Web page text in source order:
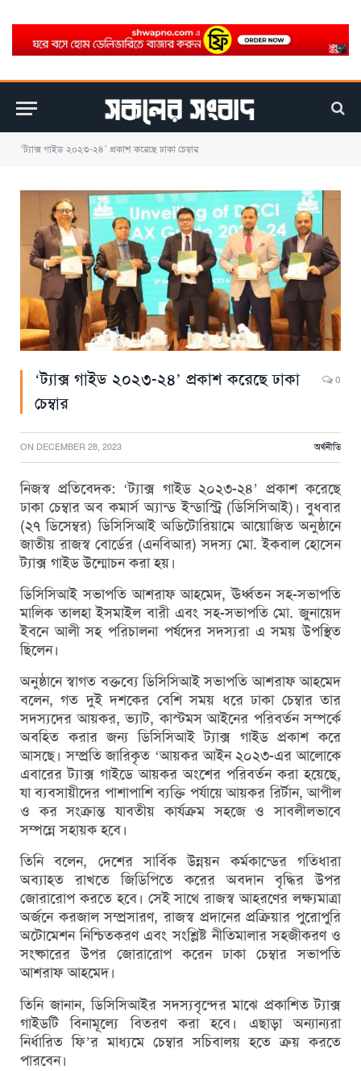
‘ট্যাক্স গাইড ২০২৩-২৪’ প্রকাশ করেছে ঢাকা চেম্বার
‘ট্যাক্স গাইড ২০২৩-২৪’ প্রকাশ করেছে ঢাকা
চেম্বার
0
ON DECEMBER 28, 2023 অর্থনীতি
নিজস্ব প্রতিবেদক: ‘ট্যাক্স গাইড ২০২৩-২৪’ প্রকাশ করেছে
ঢাকা চেম্বার অব কমার্স অ্যান্ড ইন্ডাস্ট্রি (ডিসিসিআই)। বুধবার
(২৭ ডিসেম্বর) ডিসিসিআই অডিটোরিয়ামে আয়োজিত অনুষ্ঠানে
জাতীয় রাজস্ব বোর্ডের (এনবিআর) সদস্য মো. ইকবাল হোসেন
ট্যাক্স গাইড উন্মোচন করা হয়।
ডিসিসিআই সভাপতি আশরাফ আহমেদ, ঊর্ধ্বতন সহ-সভাপতি
মালিক তালহা ইসমাইল বারী এবং সহ-সভাপতি মো. জুনায়েদ
ইবনে আলী সহ পরিচালনা পর্ষদের সদস্যরা এ সময় উপস্থিত
ছিলেন।
অনুষ্ঠানে স্বাগত বক্তব্যে ডিসিসিআই সভাপতি আশরাফ আহমেদ
বলেন, গত দুই দশকের বেশি সময় ধরে ঢাকা চেম্বার তার
সদস্যদের আয়কর, ভ্যাট, কাস্টমস আইনের পরিবর্তন সম্পর্কে
অবহিত করার জন্য ডিসিসিআই ট্যাক্স গাইড প্রকাশ করে
আসছে। সম্প্রতি জারিকৃত ‘আয়কর আইন ২০২৩-এর আলোকে
এবারের ট্যাক্স গাইডে আয়কর অংশের পরিবর্তন করা হয়েছে,
যা ব্যবসায়ীদের পাশাপাশি ব্যক্তি পর্যায়ে আয়কর রির্টান, আপীল
ও কর সংক্রান্ত যাবতীয় কার্যক্রম সহজে ও সাবলীলভাবে
সম্পন্নে সহায়ক হবে।
তিনি বলেন, দেশের সার্বিক উন্নয়ন কর্মকান্ডের গতিধারা
অব্যাহত রাখতে জিডিপিতে করের অবদান বৃদ্ধির উপর
জোরারোপ করতে হবে। সেই সাথে রাজস্ব আহরণের লক্ষ্যমাত্রা
অর্জনে করজাল সম্প্রসারণ, রাজস্ব প্রদানের প্রক্রিয়ার পুরোপুরি
অটোমেশন নিশ্চিতকরণ এবং সংশ্লিষ্ট নীতিমালার সহজীকরণ ও
সংষ্কারের উপর জোরারোপ করেন ঢাকা চেম্বার সভাপতি
আশরাফ আহমেদ।
তিনি জানান, ডিসিসিআইর সদস্যবৃন্দের মাঝে প্রকাশিত ট্যাক্স
গাইডটি বিনামূল্যে বিতরণ করা হবে। এছাড়া অন্যান্যরা
নির্ধারিত ফি’র মাধ্যমে চেম্বার সচিবালয় হতে ক্রয় করতে
পারবেন।